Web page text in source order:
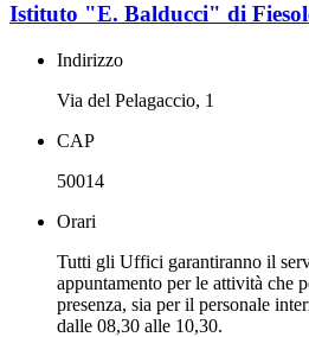
Istituto "E. Balducci" di
Indirizzo
Via del Pelagaccio, 1
CAP
50014
Orari
Tutti gli Uffici garantiranno il
appuntamento per le attività che
presenza, sia per il personale
dalle 08,30 alle 10,30.